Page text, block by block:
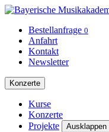
Bestellanfrage 0
Anfahrt
Kontakt
Newsletter
Konzerte
Kurse
Konzerte
Projekte
Ausklappen